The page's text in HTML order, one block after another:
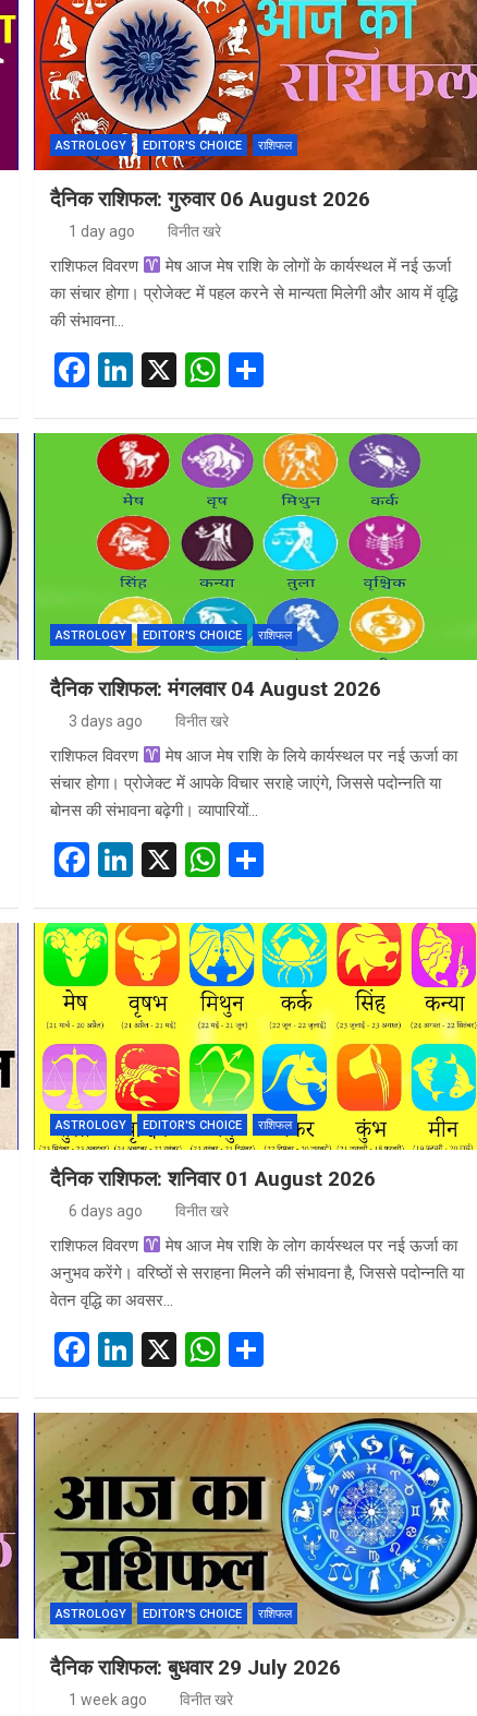
ASTROLOGY EDITOR'S CHOICE राशिफल
दैनिक राशिफल: गुरुवार 06 August 2026
1 day ago विनीत खरे
राशिफल विवरण
मेष आज मेष राशि के लोगों के कार्यस्थल में नई ऊर्जा
का संचार होगा। प्रोजेक्ट में पहल करने से मान्यता मिलेगी और आय में वृद्धि
की संभावना…
F
ce
b
o
Li
ke
dI
n
X W
at
s
A
p
p
S
ar
e
ASTROLOGY EDITOR'S CHOICE राशिफल
दैनिक राशिफल: मंगलवार 04 August 2026
3 days ago विनीत खरे
राशिफल विवरण
मेष आज मेष राशि के लिये कार्यस्थल पर नई ऊर्जा का
संचार होगा। प्रोजेक्ट में आपके विचार सराहे जाएंगे, जिससे पदोन्नति या
बोनस की संभावना बढ़ेगी। व्यापारियों…
F
ce
b
o
o
k
Li
ke
dI
n
X W
at
s
A
p
p
S
ar
e
ASTROLOGY EDITOR'S CHOICE राशिफल
दैनिक राशिफल: शनिवार 01 August 2026
6 days ago विनीत खरे
राशिफल विवरण
मेष आज मेष राशि के लोग कार्यस्थल पर नई ऊर्जा का
अनुभव करेंगे। वरिष्ठों से सराहना मिलने की संभावना है, जिससे पदोन्नति या
वेतन वृद्धि का अवसर…
F
ce
b
o
o
k
Li
ke
dI
n
X W
at
s
A
p
p
S
ar
ASTROLOGY EDITOR'S CHOICE राशिफल
दैनिक राशिफल: बुधवार 29 July 2026
1 week ago विनीत खरे